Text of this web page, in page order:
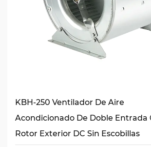
KBH-250 Ventilador De Aire
Acondicionado De Doble Entrada
Rotor Exterior DC Sin Escobillas